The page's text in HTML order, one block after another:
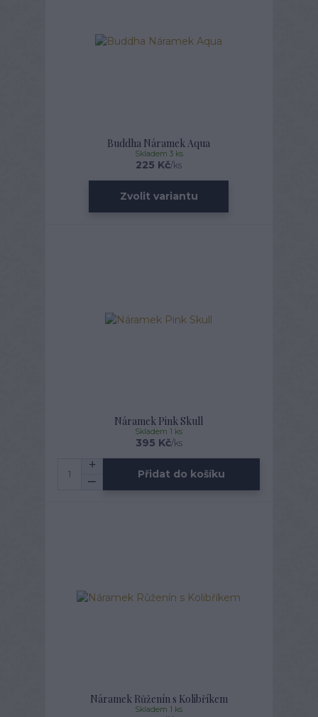
Buddha Náramek Aqua
225 Kč/ks
Skladem 3 ks
Zvolit variantu
Náramek Pink Skull
395 Kč/ks
Skladem 1 ks
Přidat do košíku
Náramek Růženín s Kolibříkem
Skladem 1 ks